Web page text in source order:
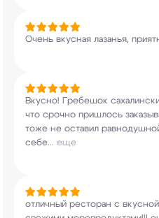
Очень вкусная лазанья,
Вкусно! Гребешок
что срочно пришлось
тоже не оставил
себе... еще
отличный ресторан с